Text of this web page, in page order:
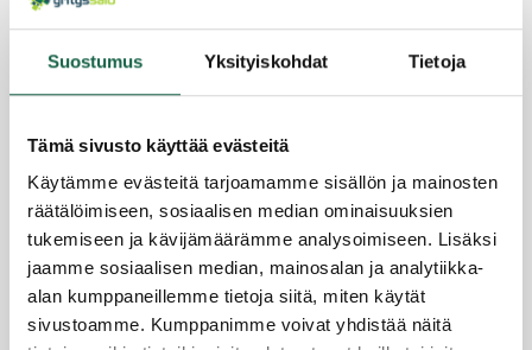
Suostumus Yksityiskohdat Tietoja
Tämä sivusto käyttää evästeitä
Käytämme evästeitä tarjoamamme sisällön ja mainosten
räätälöimiseen, sosiaalisen median ominaisuuksien
tukemiseen ja kävijämäärämme analysoimiseen. Lisäksi
jaamme sosiaalisen median, mainosalan ja analytiikka-
alan kumppaneillemme tietoja siitä, miten käytät
sivustoamme. Kumppanimme voivat yhdistää näitä
DecoWorks ponnistaa kasvuun kahden palvelun
voimalla
2.9.2022